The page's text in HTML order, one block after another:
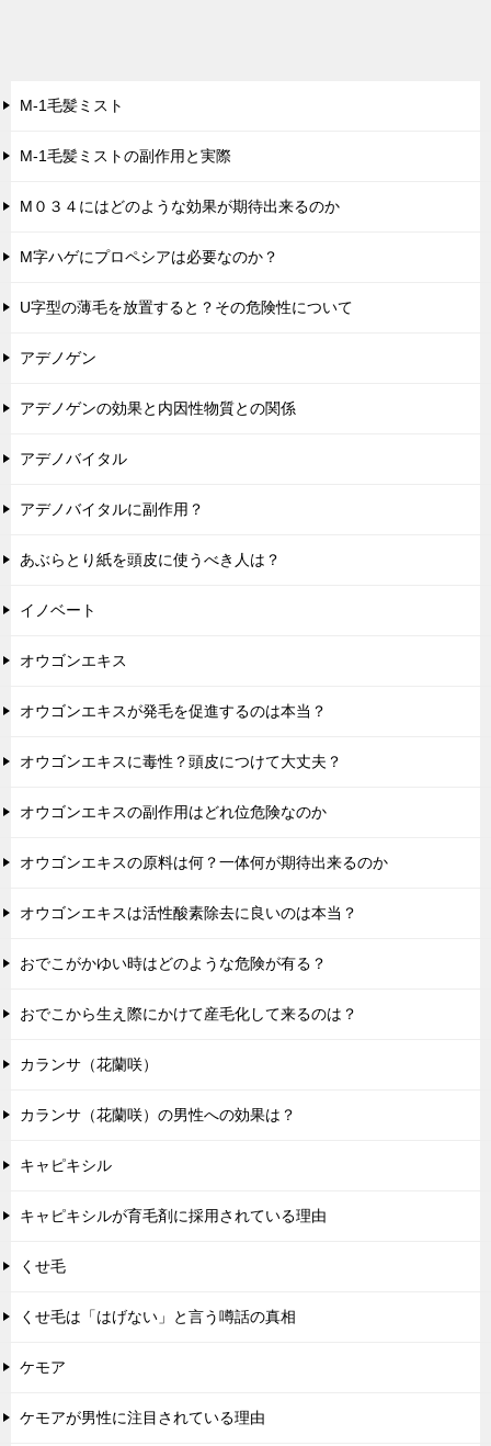
M-1毛髪ミスト
M-1毛髪ミストの副作用と実際
M０３４にはどのような効果が期待出来るのか
M字ハゲにプロペシアは必要なのか？
U字型の薄毛を放置すると？その危険性について
アデノゲン
アデノゲンの効果と内因性物質との関係
アデノバイタル
アデノバイタルに副作用？
あぶらとり紙を頭皮に使うべき人は？
イノベート
オウゴンエキス
オウゴンエキスが発毛を促進するのは本当？
オウゴンエキスに毒性？頭皮につけて大丈夫？
オウゴンエキスの副作用はどれ位危険なのか
オウゴンエキスの原料は何？一体何が期待出来るのか
オウゴンエキスは活性酸素除去に良いのは本当？
おでこがかゆい時はどのような危険が有る？
おでこから生え際にかけて産毛化して来るのは？
カランサ（花蘭咲）
カランサ（花蘭咲）の男性への効果は？
キャピキシル
キャピキシルが育毛剤に採用されている理由
くせ毛
くせ毛は「はげない」と言う噂話の真相
ケモア
ケモアが男性に注目されている理由